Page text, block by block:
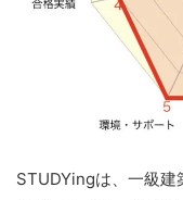
STUDYingは、一級建